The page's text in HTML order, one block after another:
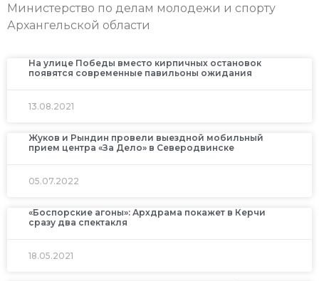
Министерство по делам молодежи и спорту
Архангельской области
На улице Победы вместо кирпичных остановок
появятся современные павильоны ожидания
13.08.2021
Жуков и Рындин провели выездной мобильный
прием центра «За Дело» в Северодвинске
05.07.2022
«Боспорские агоны»: Архдрама покажет в Керчи
сразу два спектакля
18.05.2021